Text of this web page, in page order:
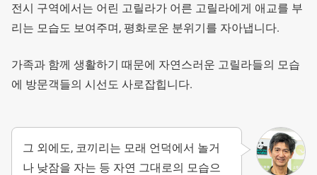
전시 구역에서는 어린 고릴라가 어른 고릴라에게 애교를 부
리는 모습도 보여주며, 평화로운 분위기를 자아냅니다.
가족과 함께 생활하기 때문에 자연스러운 고릴라들의 모습
에 방문객들의 시선도 사로잡힙니다.
그 외에도, 코끼리는 모래 언덕에서 놀거
나 낮잠을 자는 등 자연 그대로의 모습으